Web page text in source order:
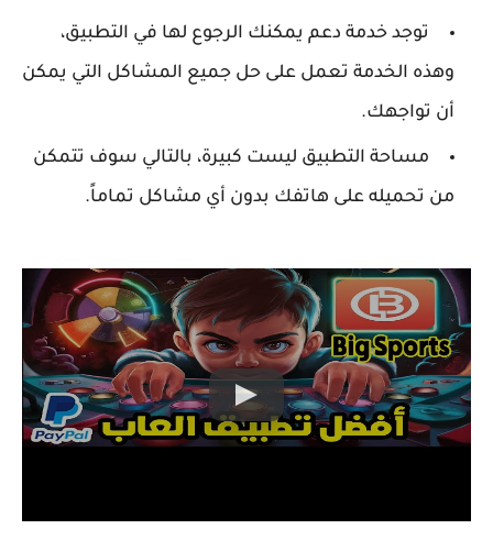
توجد خدمة دعم يمكنك الرجوع لها في التطبيق،
وهذه الخدمة تعمل على حل جميع المشاكل التي يمكن
أن تواجهك.
مساحة التطبيق ليست كبيرة، بالتالي سوف تتمكن
من تحميله على هاتفك بدون أي مشاكل تماماً.